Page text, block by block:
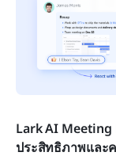
Lark AI Meeting
ประสิทธิภาพและ